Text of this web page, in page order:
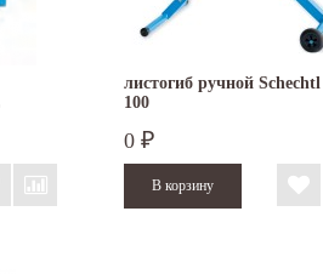
листогиб ручной
100
0 ₽